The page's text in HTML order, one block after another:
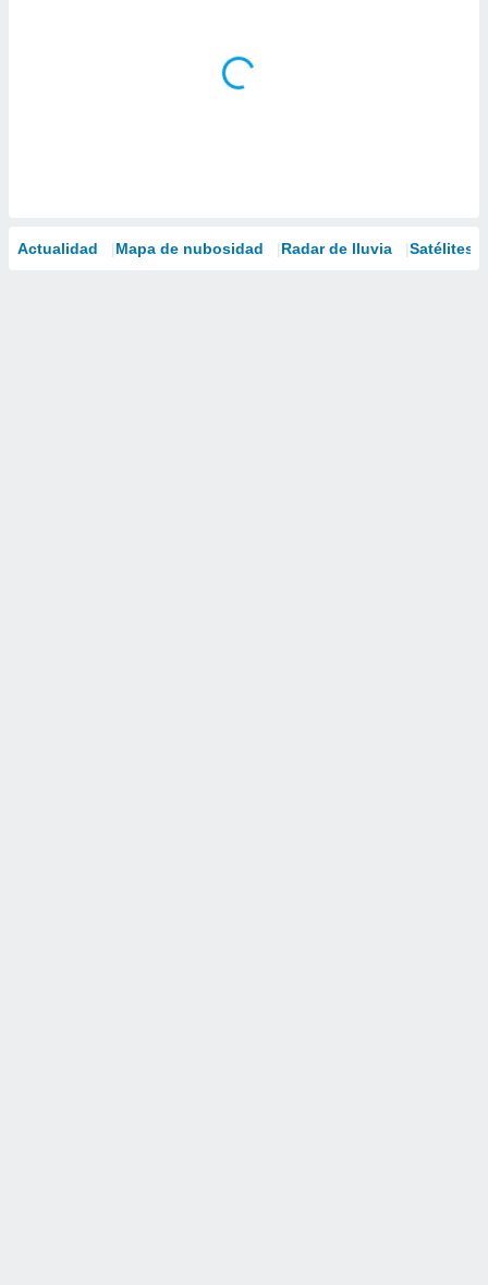
Actualidad Mapa de nubosidad Radar de lluvia Satélites